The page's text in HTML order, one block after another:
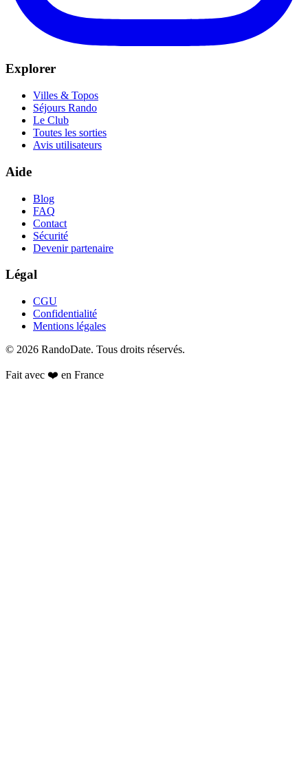
Explorer
Villes & Topos
Séjours Rando
Le Club
Toutes les sorties
Avis utilisateurs
Aide
Blog
FAQ
Contact
Sécurité
Devenir partenaire
Légal
CGU
Confidentialité
Mentions légales
© 2026 RandoDate. Tous droits réservés.
Fait avec ❤️ en France